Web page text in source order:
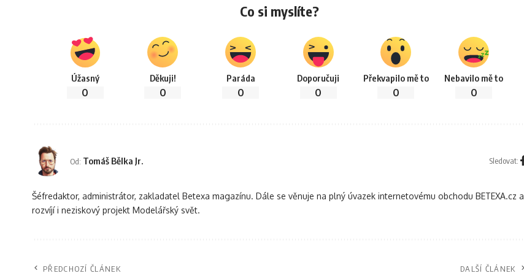
Co si myslíte?
Úžasný
0
Děkuji!
0
Paráda
0
Doporučuji
0
Překvapilo mě to
0
Nebavilo mě to
0
Od: Tomáš Bělka Jr. Sledovat:
Šéfredaktor, administrátor, zakladatel Betexa magazínu. Dále se věnuje na plný úvazek internetovému obchodu BETEXA.cz a
rozvíjí i neziskový projekt Modelářský svět.
PŘEDCHOZÍ ČLÁNEK DALŠÍ ČLÁNEK